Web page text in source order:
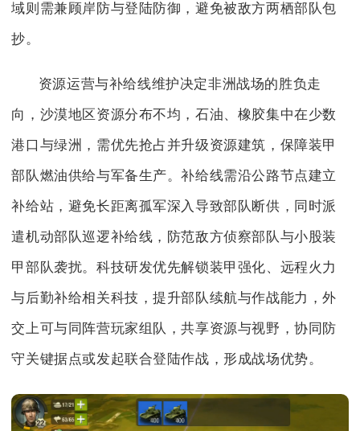
域则需兼顾岸防与登陆防御，避免被敌方两栖部队包
抄。
资源运营与补给线维护决定非洲战场的胜负走
向，沙漠地区资源分布不均，石油、橡胶集中在少数
港口与绿洲，需优先抢占并升级资源建筑，保障装甲
部队燃油供给与军备生产。补给线需沿公路节点建立
补给站，避免长距离孤军深入导致部队断供，同时派
遣机动部队巡逻补给线，防范敌方侦察部队与小股装
甲部队袭扰。科技研发优先解锁装甲强化、远程火力
与后勤补给相关科技，提升部队续航与作战能力，外
交上可与同阵营玩家组队，共享资源与视野，协同防
守关键据点或发起联合登陆作战，形成战场优势。